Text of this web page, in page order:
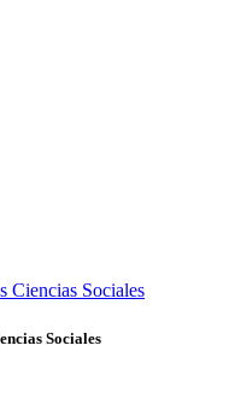
Ciencias Sociales
Sociales